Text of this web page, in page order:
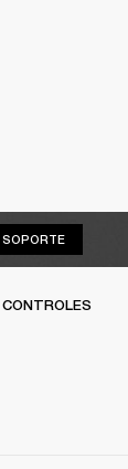
SOPORTESOPORTE
CONTROLES